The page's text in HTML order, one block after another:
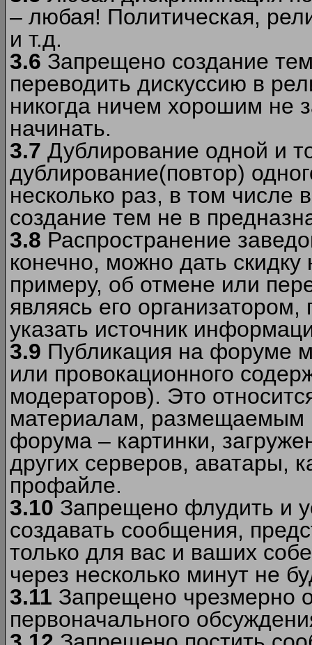
– любая! Политическая,
и т.д.
3.6 Запрещено создание
переводить дискуссию в
никогда ничем хорошим не
начинать.
3.7 Дублирование одной и
дублирование(повтор)
несколько раз, в том числе
создание тем не в
3.8 Распространение
конечно, можно дать
примеру, об отмене или
являясь его
указать источник
3.9 Публикация на форуме
или провокационного
модераторов). Это
материалам, размещаемым
форума – картинки,
других серверов, аватары,
профайле.
3.10 Запрещено флудить и
создавать сообщения,
только для вас и ваших
через несколько минут не
3.11 Запрещено чрезмерно
первоначального